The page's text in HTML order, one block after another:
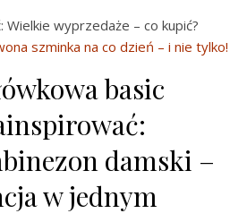
wyprzedaże – co kupić?
szminka na co dzień – i nie tylko!
basic
damski –
w jednym